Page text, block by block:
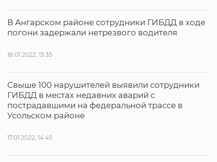
В Ангарском районе сотрудники ГИБДД в ходе
погони задержали нетрезвого водителя
18.01.2022, 13:35
Свыше 100 нарушителей выявили сотрудники
ГИБДД в местах недавних аварий с
пострадавшими на федеральной трассе в
Усольском районе
17.01.2022, 14:45